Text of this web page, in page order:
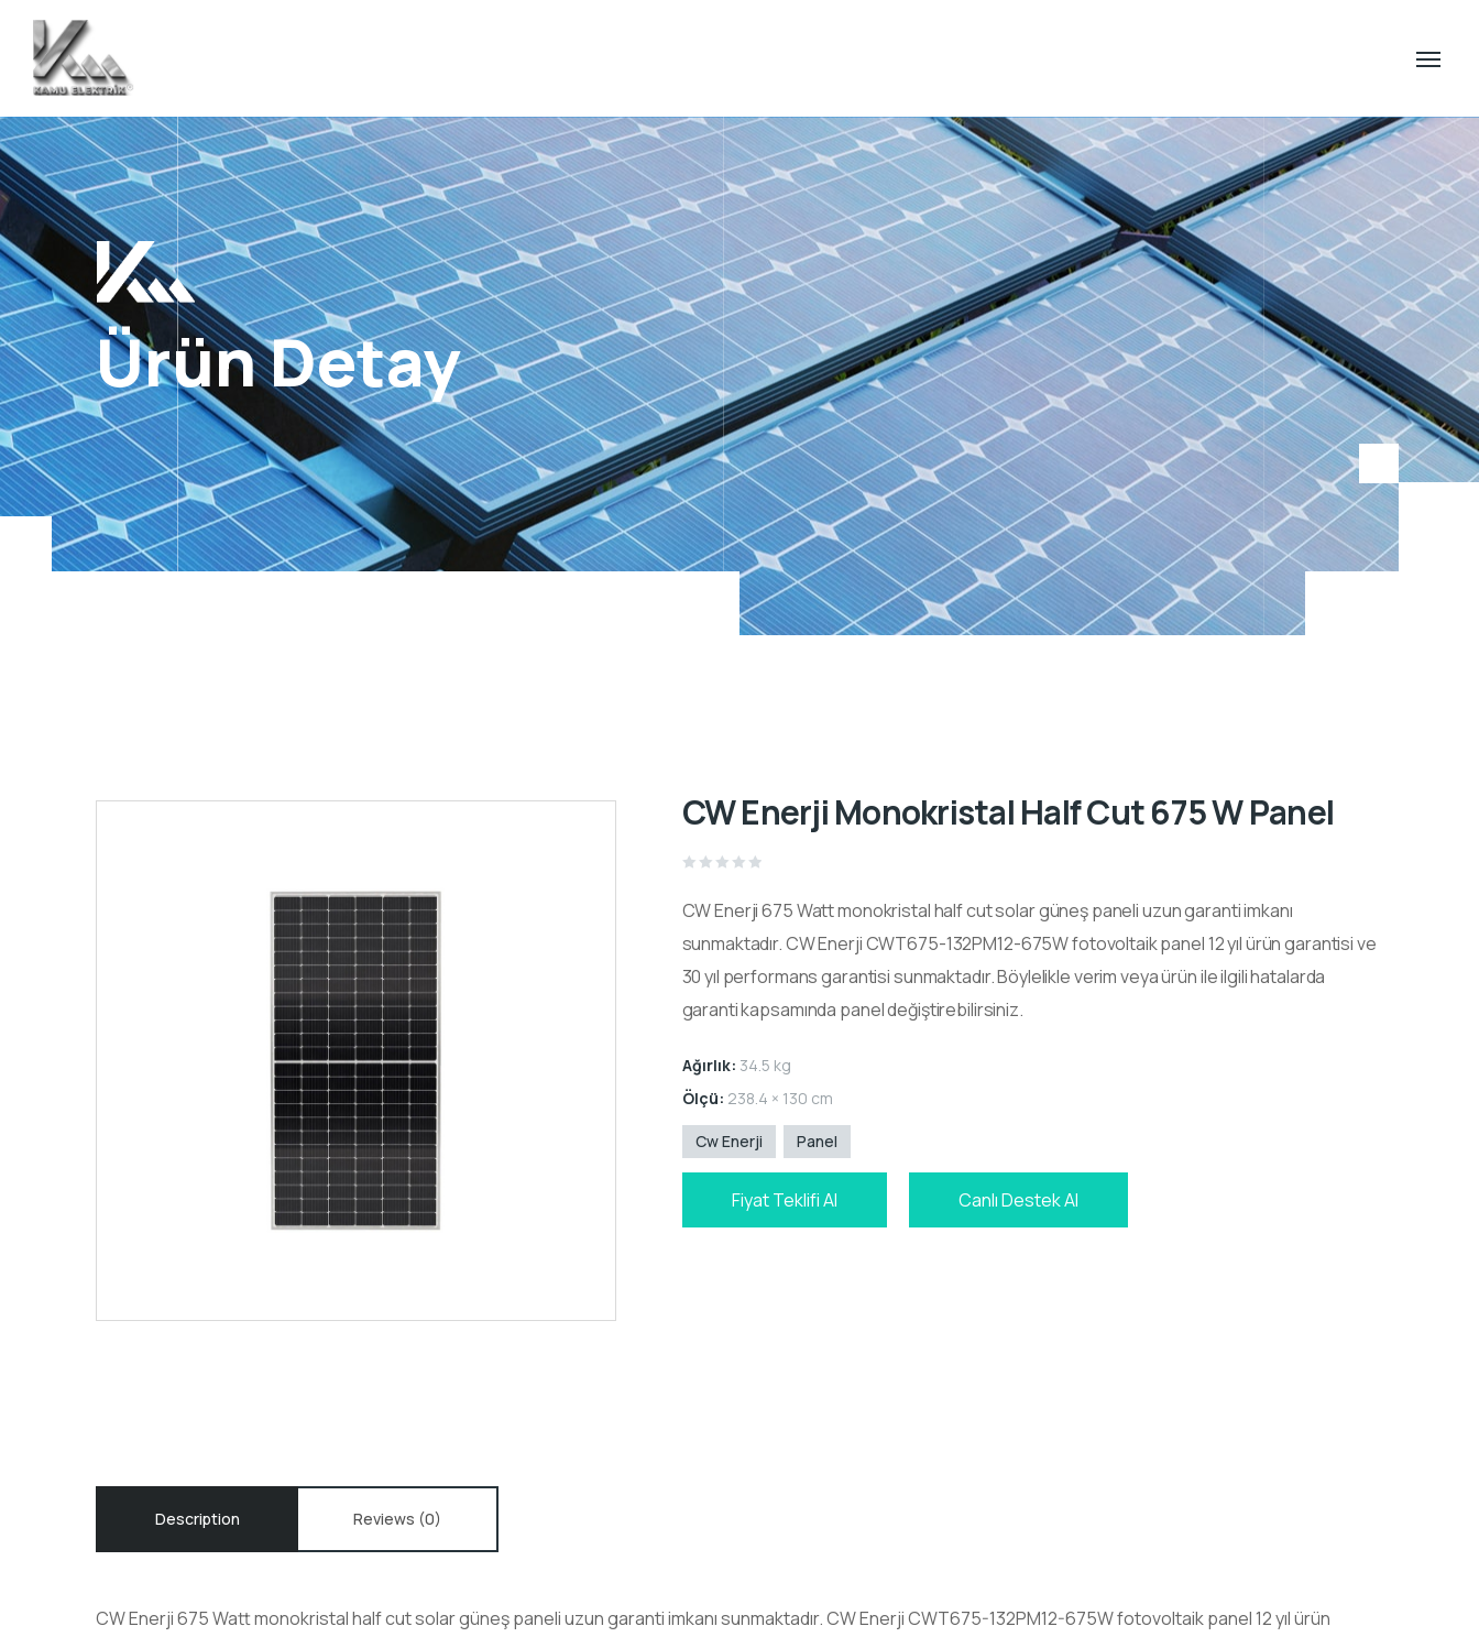
Ürün Detay
CW Enerji Monokristal Half Cut 675 W Panel
out
CW Enerji 675 Wattmonokristal half cutsolar güneş paneli uzun garanti imkanı
sunmaktadır.CW Enerji CWT675-132PM12-675Wfotovoltaikpanel 12 yıl ürün garantisi ve
30 yıl performans garantisi sunmaktadır. Böylelikle verim veya ürün ile ilgili hatalarda
garanti kapsamında panel değiştirebilirsiniz.
Ağırlık: 34.5 kg
Ölçü: 238.4 × 130 cm
Cw Enerji Panel
Fiyat Teklifi Al Canlı Destek Al
Description Reviews (0)
CW Enerji 675 Wattmonokristal half cutsolar güneş paneli uzun garanti imkanı sunmaktadır.CW Enerji CWT675-132PM12-675Wfotovoltaikpanel 12 yıl ürün